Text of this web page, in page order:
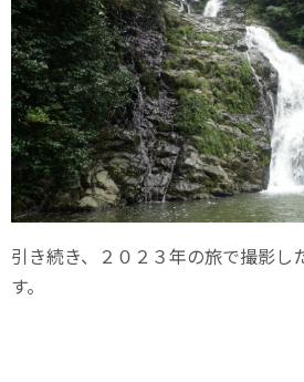
引き続き、２０２３年の旅で撮影し
す。